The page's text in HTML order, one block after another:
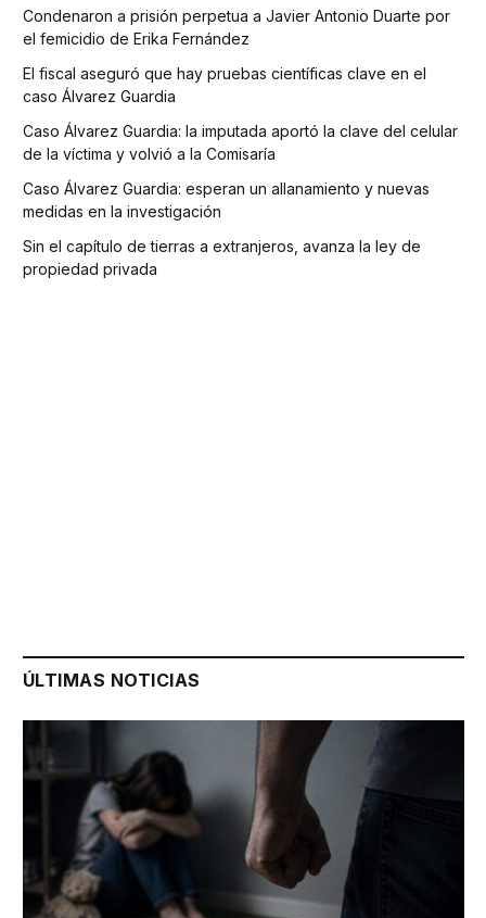
Condenaron a prisión perpetua a Javier Antonio Duarte por
el femicidio de Erika Fernández
El fiscal aseguró que hay pruebas científicas clave en el
caso Álvarez Guardia
Caso Álvarez Guardia: la imputada aportó la clave del celular
de la víctima y volvió a la Comisaría
Caso Álvarez Guardia: esperan un allanamiento y nuevas
medidas en la investigación
Sin el capítulo de tierras a extranjeros, avanza la ley de
propiedad privada
ÚLTIMAS NOTICIAS